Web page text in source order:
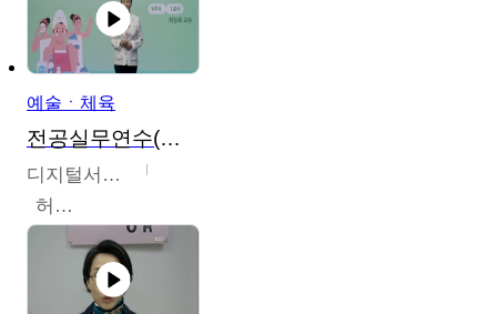
예술ㆍ체육
전공실무연수(헤어,메이크업,피부,네일)
디지털서울문화예술대학교
허정록